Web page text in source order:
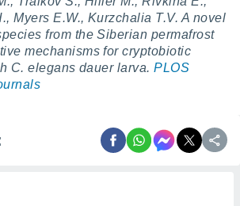
Myers E.W., Kurzchalia T.V. A novel
from the Siberian permafrost
mechanisms for cryptobiotic
C. elegans dauer larva.PLOS